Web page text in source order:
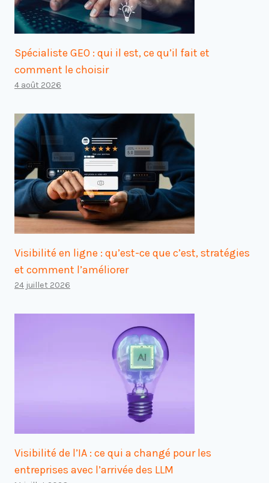
Spécialiste GEO : qui il est, ce qu’il fait et
comment le choisir
4 août 2026
Visibilité en ligne : qu’est-ce que c’est, stratégies
et comment l’améliorer
24 juillet 2026
Visibilité de l’IA : ce qui a changé pour les
entreprises avec l’arrivée des LLM